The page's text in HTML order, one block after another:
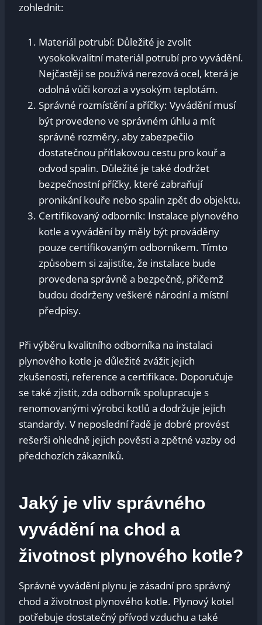
zohlednit:
Materiál potrubí: Důležité je zvolit
vysokokvalitní materiál potrubí pro vyvádění.
Nejčastěji se používá nerezová ocel, která je
odolná vůči korozi a vysokým teplotám.
Správné rozmístění a příčky: Vyvádění musí
být provedeno ve správném úhlu a mít
správné rozměry, aby zabezpečilo
dostatečnou přítlakovou cestu pro kouř a
odvod spalin. Důležité je také dodržet
bezpečnostní příčky, které zabraňují
pronikání kouře nebo spalin zpět do objektu.
Certifikovaný odborník: Instalace plynového
kotle a vyvádění by měly být prováděny
pouze certifikovaným odborníkem. Tímto
způsobem si zajistíte, že instalace bude
provedena správně a bezpečně, přičemž
budou dodrženy veškeré národní a místní
předpisy.
Při výběru kvalitního odborníka na instalaci
plynového kotle je důležité zvážit jejich
zkušenosti, reference a certifikace. Doporučuje
se také zjistit, zda odborník spolupracuje s
renomovanými výrobci kotlů a dodržuje jejich
standardy. V neposlední řadě je dobré provést
rešerši ohledně jejich pověsti a zpětné vazby od
předchozích zákazníků.
Jaký je vliv správného
vyvádění na chod a
životnost plynového kotle?
Správné vyvádění plynu je zásadní pro správný
chod a životnost plynového kotle. Plynový kotel
potřebuje dostatečný přívod vzduchu a také